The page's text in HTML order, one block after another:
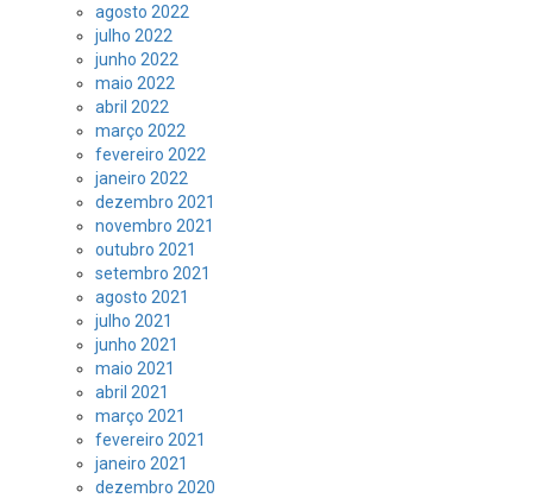
agosto 2022
julho 2022
junho 2022
maio 2022
abril 2022
março 2022
fevereiro 2022
janeiro 2022
dezembro 2021
novembro 2021
outubro 2021
setembro 2021
agosto 2021
julho 2021
junho 2021
maio 2021
abril 2021
março 2021
fevereiro 2021
janeiro 2021
dezembro 2020